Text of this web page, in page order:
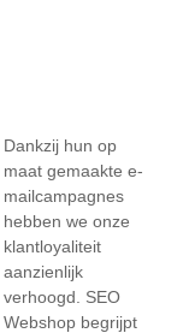
Dankzij hun op
maat gemaakte e-
mailcampagnes
hebben we onze
klantloyaliteit
aanzienlijk
verhoogd. SEO
Webshop begrijpt